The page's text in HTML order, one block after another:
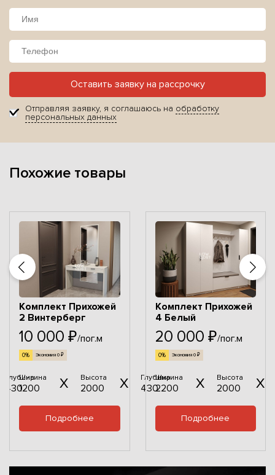
Оставить заявку на рассрочку
Отправляя заявку, я соглашаюсь на обработку
персональных данных
Похожие товары
Глубина
430
Комплект Прихожей
2 Винтерберг
10 000 ₽/пог.м
0% Экономия 0 ₽
Ширина
1200
Высота
2000
Глубина
430
Подробнее
Комплект Прихожей
4 Белый
20 000 ₽/пог.м
0% Экономия 0 ₽
Ширина
2200
Высота
2000
Подробнее